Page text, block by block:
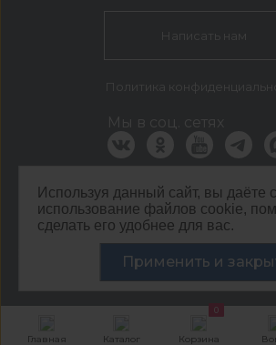
Главная Каталог
0
Корзина
Используя данный сайт, вы даёте
использование файлов cookie,
сделать его удобнее для вас.
Применить и
КДМ Белгород
г. Белгород, пер. 5-й
Написать нам
Политика
Мы в соц. сетях
ООО ЦЕНТР КДМ. ИНН: 3661037157 ОГРН:
Разработка сайта — «Сибирикс»